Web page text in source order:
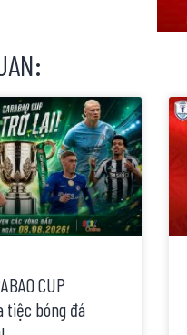
CUP
tiệc bóng đá